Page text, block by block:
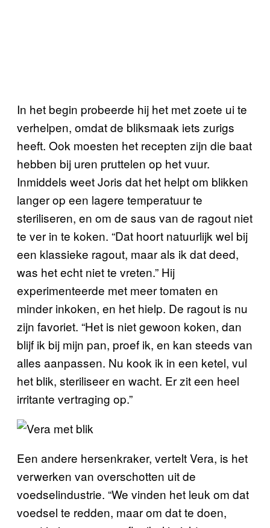
In het begin probeerde hij het met zoete ui te
verhelpen, omdat de bliksmaak iets zurigs
heeft. Ook moesten het recepten zijn die baat
hebben bij uren pruttelen op het vuur.
Inmiddels weet Joris dat het helpt om blikken
langer op een lagere temperatuur te
steriliseren, en om de saus van de ragout niet
te ver in te koken. “Dat hoort natuurlijk wel bij
een klassieke ragout, maar als ik dat deed,
was het echt niet te vreten.” Hij
experimenteerde met meer tomaten en
minder inkoken, en het hielp. De ragout is nu
zijn favoriet. “Het is niet gewoon koken, dan
blijf ik bij mijn pan, proef ik, en kan steeds van
alles aanpassen. Nu kook ik in een ketel, vul
het blik, steriliseer en wacht. Er zit een heel
irritante vertraging op.”
Een andere hersenkraker, vertelt Vera, is het
verwerken van overschotten uit de
voedselindustrie. “We vinden het leuk om dat
voedsel te redden, maar om dat te doen,